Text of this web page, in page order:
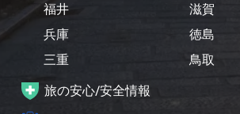
福井
兵庫
三重
滋賀
徳島
鳥取
旅の安心/安全情報